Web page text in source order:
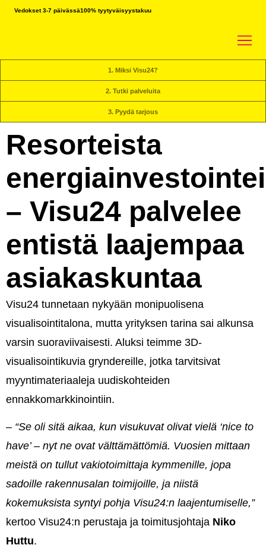
Vedokset 3-7 päivässä100% tyytyväisyystakuu
1. Miksi Visu24?
2. Tutki palveluita
3. Pyydä tarjous
Resorteista
– Visu24 palvelee
entistä laajempaa
asiakaskuntaa
Visu24 tunnetaan nykyään monipuolisena
visualisointitalona, mutta yrityksen tarina sai alkunsa
varsin suoraviivaisesti. Aluksi teimme 3D-
visualisointikuvia gryndereille, jotka tarvitsivat
myyntimateriaaleja uudiskohteiden
ennakkomarkkinointiin.
– “Se oli sitä aikaa, kun visukuvat olivat vielä ‘nice to
have’ – nyt ne ovat välttämättömiä. Vuosien mittaan
meistä on tullut vakiotoimittaja kymmenille, jopa
sadoille rakennusalan toimijoille, ja niistä
kokemuksista syntyi pohja Visu24:n laajentumiselle,”
kertoo Visu24:n perustaja ja toimitusjohtaja Niko
Huttu.